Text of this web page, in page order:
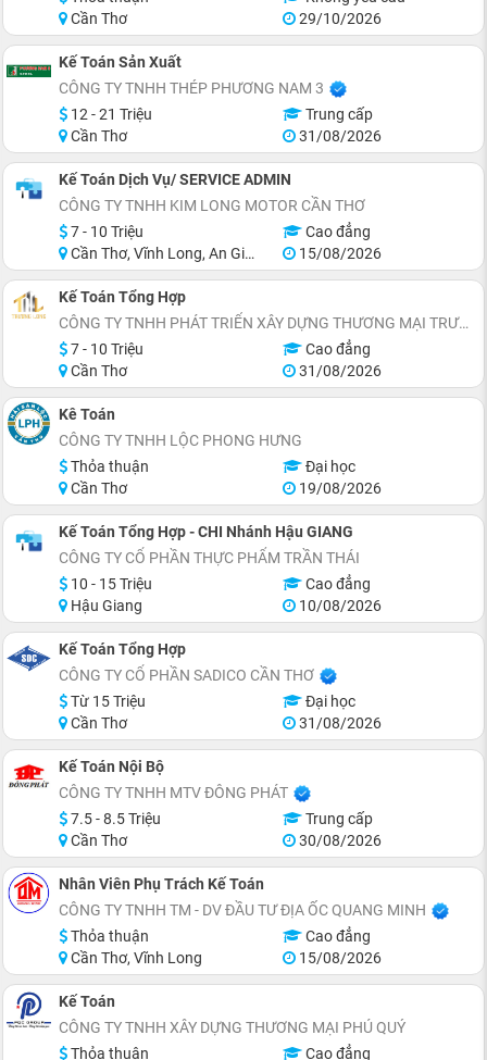
Cần Thơ
29/10/2026
Kế Toán Sản Xuất
CÔNG TY TNHH THÉP PHƯƠNG NAM 3
12 - 21 Triệu
Trung cấp
Cần Thơ
31/08/2026
Kế Toán Dịch Vụ/ SERVICE ADMIN
CÔNG TY TNHH KIM LONG MOTOR CẦN THƠ
7 - 10 Triệu
Cao đẳng
Cần Thơ, Vĩnh Long, An Giang, Hậu Giang
15/08/2026
Kế Toán Tổng Hợp
CÔNG TY TNHH PHÁT TRIỂN XÂY DỰNG THƯƠNG MẠI TRƯỜNG LONG
7 - 10 Triệu
Cao đẳng
Cần Thơ
31/08/2026
Kê Toán
CÔNG TY TNHH LỘC PHONG HƯNG
Thỏa thuận
Đại học
Cần Thơ
19/08/2026
Kế Toán Tổng Hợp - CHI Nhánh Hậu GIANG
CÔNG TY CỔ PHẦN THỰC PHẨM TRẦN THÁI
10 - 15 Triệu
Cao đẳng
Hậu Giang
10/08/2026
Kế Toán Tổng Hợp
CÔNG TY CỔ PHẦN SADICO CẦN THƠ
Từ 15 Triệu
Đại học
Cần Thơ
31/08/2026
Kế Toán Nội Bộ
CÔNG TY TNHH MTV ĐÔNG PHÁT
7.5 - 8.5 Triệu
Trung cấp
Cần Thơ
30/08/2026
Nhân Viên Phụ Trách Kế Toán
CÔNG TY TNHH TM - DV ĐẦU TƯ ĐỊA ỐC QUANG MINH
Thỏa thuận
Cao đẳng
Cần Thơ, Vĩnh Long
15/08/2026
Kế Toán
CÔNG TY TNHH XÂY DỰNG THƯƠNG MẠI PHÚ QUÝ
Thỏa thuận
Cao đẳng